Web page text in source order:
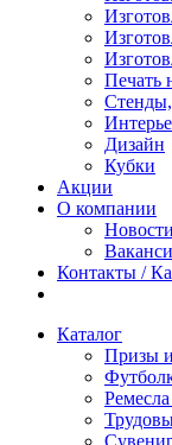
Печать
Стенды,
Дизайн
Кубки
Акции
О компании
Новости
Контакты /
Каталог
Призы